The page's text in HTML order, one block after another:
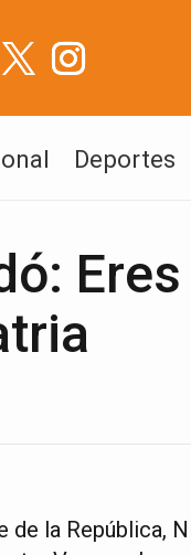
Deportes
de la República,